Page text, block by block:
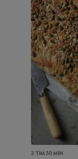
2 TIM 30 MIN